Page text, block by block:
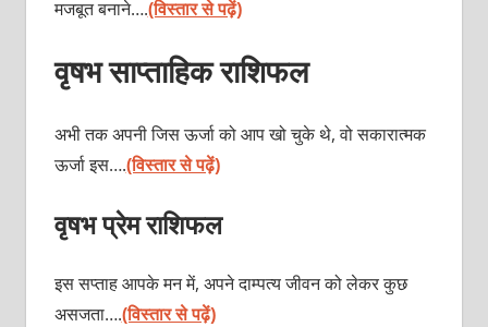
मजबूत बनाने….(विस्तार से पढ़ें)
वृषभ साप्ताहिक राशिफल
अभी तक अपनी जिस ऊर्जा को आप खो चुके थे, वो सकारात्मक
ऊर्जा इस….(विस्तार से पढ़ें)
वृषभ प्रेम राशिफल
इस सप्ताह आपके मन में, अपने दाम्पत्य जीवन को लेकर कुछ
असजता….(विस्तार से पढ़ें)